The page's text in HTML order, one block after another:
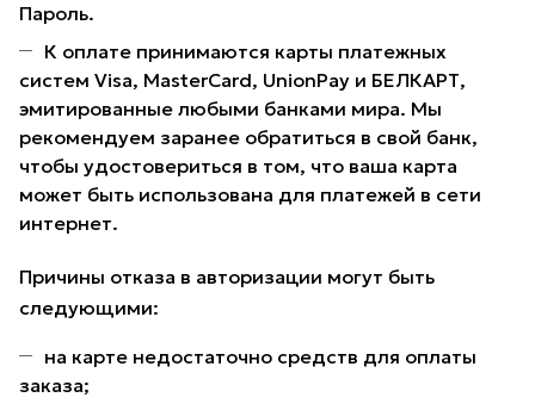
Пароль.
К оплате принимаются карты платежных
систем Visa, MasterCard, UnionPay и БЕЛКАРТ,
эмитированные любыми банками мира. Мы
рекомендуем заранее обратиться в свой банк,
чтобы удостовериться в том, что ваша карта
может быть использована для платежей в сети
интернет.
Причины отказа в авторизации могут быть
следующими:
на карте недостаточно средств для оплаты
заказа;